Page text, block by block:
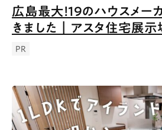
広島最大！19のハウスメー
きました｜アスタ住宅展
PR